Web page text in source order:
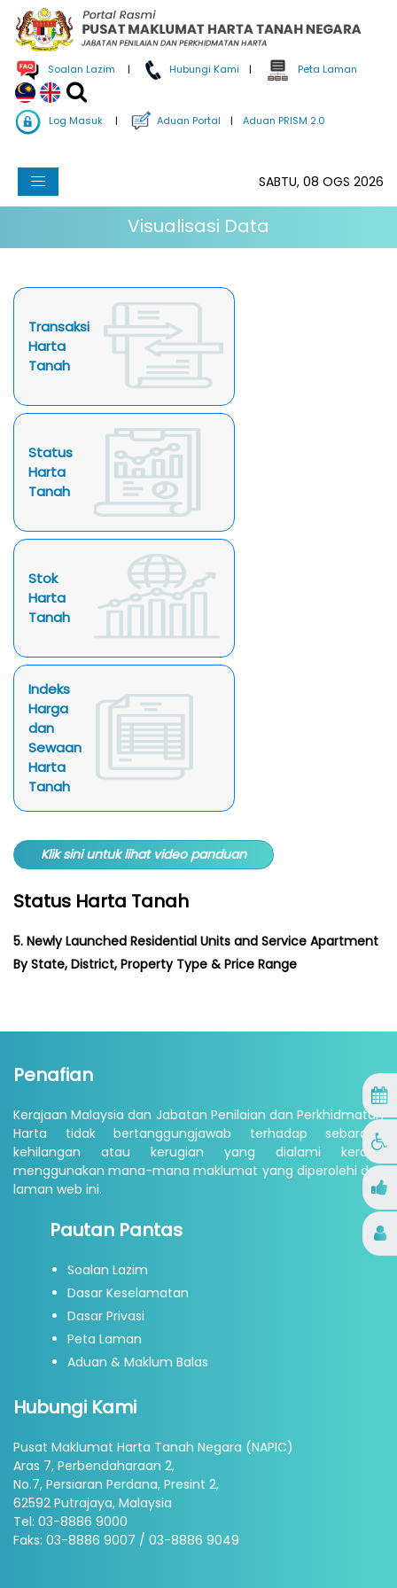
Soalan Lazim | Hubungi Kami | Peta Laman
Log Masuk | Aduan Portal | Aduan PRISM 2.0
SABTU, 08 OGS 2026
Visualisasi Data
Transaksi
Harta
Tanah
Status
Harta
Tanah
Stok
Harta
Tanah
Indeks
Harga
dan
Sewaan
Harta
Tanah
Klik sini untuk lihat video panduan
Status Harta Tanah
5. Newly Launched Residential Units and Service Apartment
By State, District, Property Type & Price Range
Penafian
Kerajaan Malaysia dan Jabatan Penilaian dan Perkhidmatan
Harta tidak bertanggungjawab terhadap sebarang
kehilangan atau kerugian yang dialami kerana
menggunakan mana-mana maklumat yang diperolehi dari
laman web ini.
Pautan Pantas
Soalan Lazim
Dasar Keselamatan
Dasar Privasi
Peta Laman
Aduan & Maklum Balas
Hubungi Kami
Pusat Maklumat Harta Tanah Negara (NAPIC)
Aras 7, Perbendaharaan 2,
No.7, Persiaran Perdana, Presint 2,
62592 Putrajaya, Malaysia
Tel: 03-8886 9000
Faks: 03-8886 9007 / 03-8886 9049